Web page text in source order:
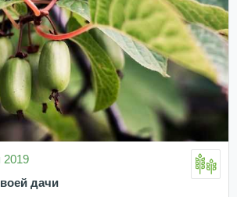
2019
дачи